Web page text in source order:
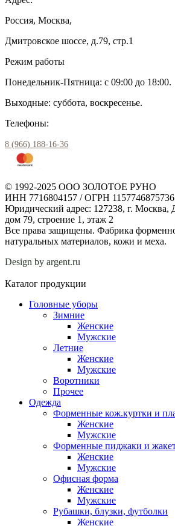
Россия, Москва,
Дмитровское шоссе, д.79, стр.1
Режим работы
Понедельник-Пятница: с 09:00 до 18:00.
Выходные: суббота, воскресенье.
Телефоны:
8 (966) 188-16-36
© 1992-2025 ООО ЗОЛОТОЕ РУНО
ИНН 7716804157 / ОГРН
Юридический адрес: 127238, г. Москва,
дом 79, строение 1, этаж 2
Все права защищены. Фабрика
натуральных материалов, кожи и меха.
Design by argent.ru
Каталог продукции
Головные уборы
Зимние
Женские
Мужские
Летние
Женские
Мужские
Воротники
Прочее
Одежда
Форменные кож.куртки и
Женские
Мужские
Форменные пиджаки и
Женские
Мужские
Офисная форма
Женские
Мужские
Рубашки, блузки, футболки
Женские